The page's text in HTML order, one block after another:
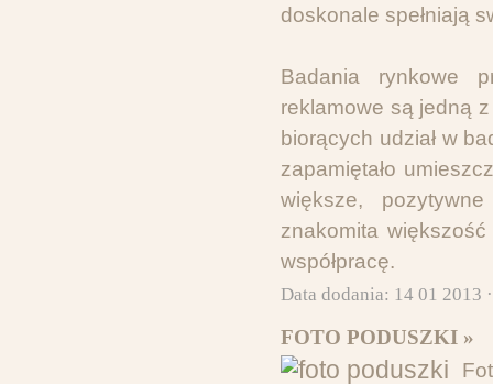
doskonale spełniają
Badania rynkowe
reklamowe są jedną
biorących udział w
zapamiętało
większe,
znakomita
współpracę.
Data dodania: 14 01 2013
FOTO PODUSZKI »